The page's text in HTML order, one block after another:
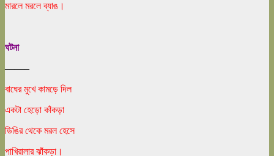
মারলে মরলে ব্যাঙ।
ঘটনা
——–
বাঘের মুখে কামড়ে দিল
একটা হেড়ো কাঁকড়া
ডিঙির থেকে মরল হেসে
পাখিরালার ঝাঁকড়া।